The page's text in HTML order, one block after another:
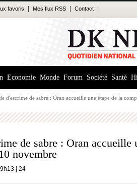
favoris Mes flux RSS Contact
Economie Monde Forum Société Santé
d'escrime de sabre : Oran accueille une étape de la
de sabre : Oran accueille
novembre
24